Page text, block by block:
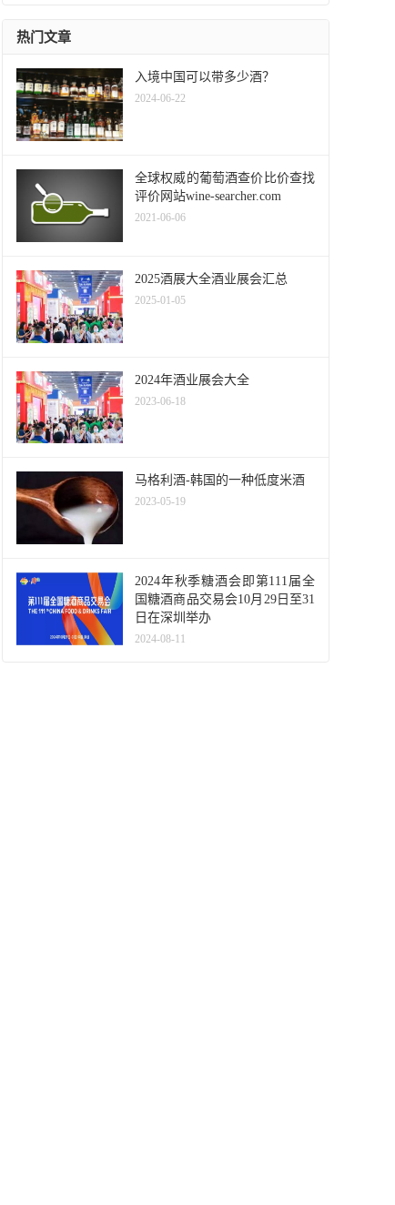
热门文章
入境中国可以带多少酒？
2024-06-22
全球权威的葡萄酒查价比价查找
评价网站wine-searcher.com
2021-06-06
2025酒展大全酒业展会汇总
2025-01-05
2024年酒业展会大全
2023-06-18
马格利酒-韩国的一种低度米酒
2023-05-19
2024年秋季糖酒会即第111届全
国糖酒商品交易会10月29日至31
日在深圳举办
2024-08-11